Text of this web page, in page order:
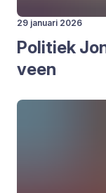
29 januari 2026
Poli­tiek
veen